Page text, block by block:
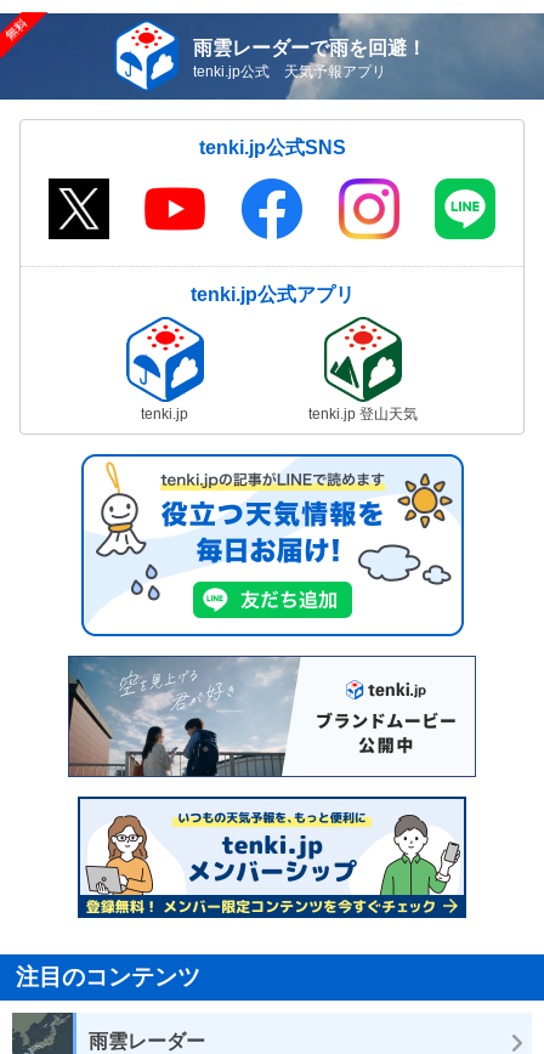
雨雲レーダーで雨を回避！
tenki.jp公式 天気予報アプリ
tenki.jp公式SNS
tenki.jp公式アプリ
tenki.jp tenki.jp 登山天気
注目のコンテンツ
雨雲レーダー